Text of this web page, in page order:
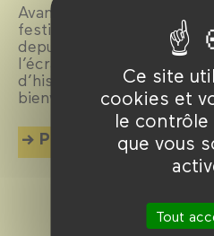
Ce site
cookies et
le contrôle
que vous
Tout
Avant-gardiste,
festive, scandaleuse…
depuis toujours, attire les
l’écran. La preuve en 80
d’histoire et de cinéma
bienvenue, welcome !
Plus d'info